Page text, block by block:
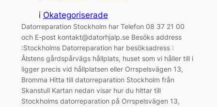
i Okategoriserade
Datorreparation Stockholm har Telefon 08 37 21 00
och E-post kontakt@datorhjalp.se Besöks address
:Stockholms Datorreparation har besöksadress :
Ålstens gårdspårvägs hållplats, huset som vi håller till i
ligger precis vid hållplatsen eller Orrspelsvägen 13,
Bromma Hitta till datorreparation Stockholm från
Skanstull Kartan nedan visar hur du hittar till
Stockholms datorreparation på Orrspelsvägen 13,